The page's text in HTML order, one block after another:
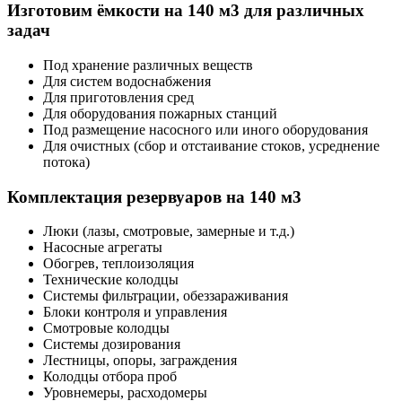
Изготовим ёмкости на 140 м3 для различных
задач
Под хранение различных веществ
Для систем водоснабжения
Для приготовления сред
Для оборудования пожарных станций
Под размещение насосного или иного оборудования
Для очистных (сбор и отстаивание стоков, усреднение
потока)
Комплектация резервуаров на 140 м3
Люки (лазы, смотровые, замерные и т.д.)
Насосные агрегаты
Обогрев, теплоизоляция
Технические колодцы
Системы фильтрации, обеззараживания
Блоки контроля и управления
Смотровые колодцы
Системы дозирования
Лестницы, опоры, заграждения
Колодцы отбора проб
Уровнемеры, расходомеры